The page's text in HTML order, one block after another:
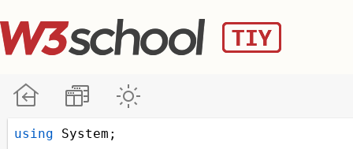
using System ;